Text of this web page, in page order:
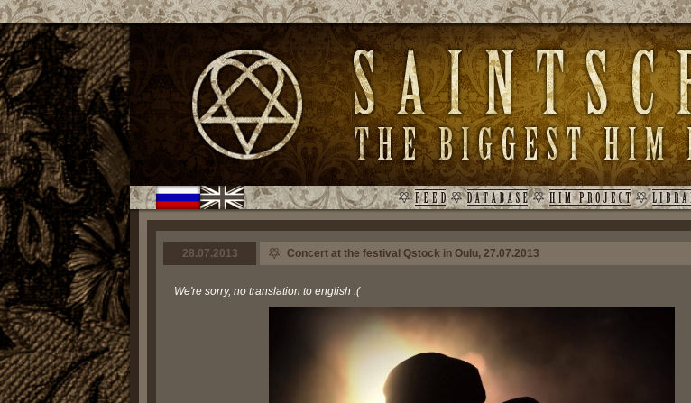
28.07.2013 Concert at the festival Qstock in Oulu, 27.07.2013
We're sorry, no translation to english :(